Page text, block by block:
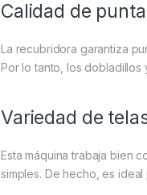
Calidad de
La recubridora garantiza
Por lo tanto, los dobladillos
Variedad de
Esta máquina trabaja bien
simples. De hecho, es